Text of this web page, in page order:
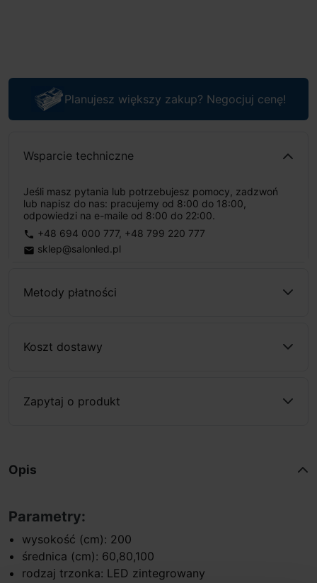
Planujesz większy zakup? Negocjuj cenę!
Wsparcie techniczne
Jeśli masz pytania lub potrzebujesz pomocy, zadzwoń
lub napisz do nas: pracujemy od 8:00 do 18:00,
odpowiedzi na e-maile od 8:00 do 22:00.
phone +48 694 000 777, +48 799 220 777
email sklep@salonled.pl
Metody płatności
Koszt dostawy
Zapytaj o produkt
Opis
Parametry:
wysokość (cm): 200
średnica (cm): 60,80,100
rodzaj trzonka: LED zintegrowany